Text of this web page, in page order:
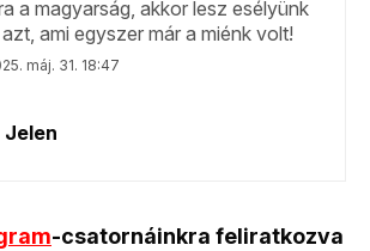
-csatornáinkra feliratkozva